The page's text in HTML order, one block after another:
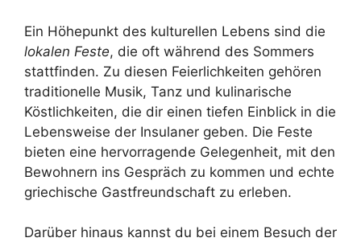
Ein Höhepunkt des kulturellen Lebens sind die
lokalen Feste, die oft während des Sommers
stattfinden. Zu diesen Feierlichkeiten gehören
traditionelle Musik, Tanz und kulinarische
Köstlichkeiten, die dir einen tiefen Einblick in die
Lebensweise der Insulaner geben. Die Feste
bieten eine hervorragende Gelegenheit, mit den
Bewohnern ins Gespräch zu kommen und echte
griechische Gastfreundschaft zu erleben.
Darüber hinaus kannst du bei einem Besuch der